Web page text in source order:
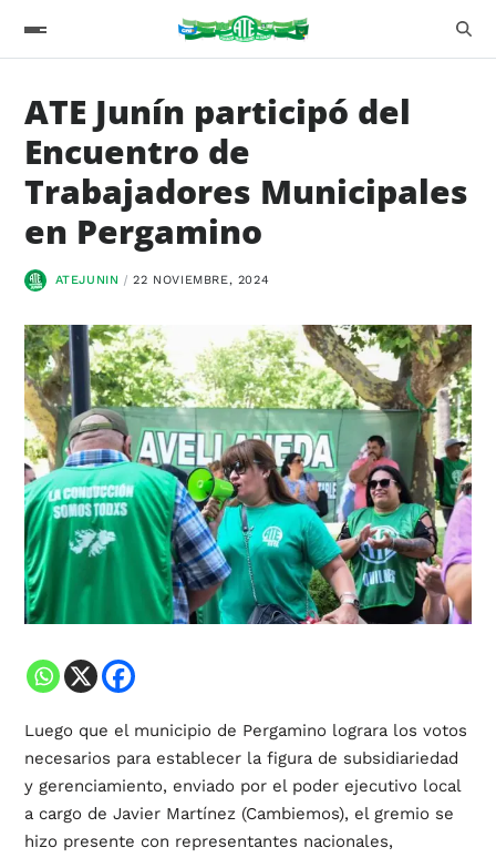
ATE Junín participó del
Encuentro de
Trabajadores Municipales
en Pergamino
ATEJUNIN 22 NOVIEMBRE, 2024
Luego que el municipio de Pergamino lograra los votos
necesarios para establecer la figura de subsidiariedad
y gerenciamiento, enviado por el poder ejecutivo local
a cargo de Javier Martínez (Cambiemos), el gremio se
hizo presente con representantes nacionales,